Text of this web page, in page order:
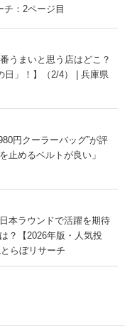
チ：2ページ目
うまいと思う店はどこ？
日」！】（2/4） | 兵庫県
円クーラーバッグ”が評
めるベルトが良い」
本ラウンドで活躍を期待
？【2026年版・人気投
らぼリサーチ